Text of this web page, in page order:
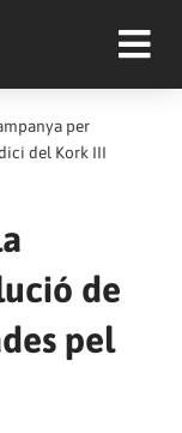
per
del Kork III
de
pel